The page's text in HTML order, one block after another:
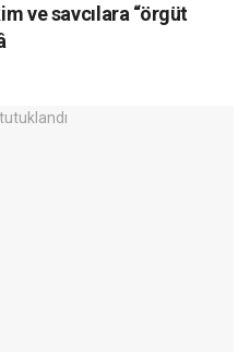
ve savcılara “örgüt